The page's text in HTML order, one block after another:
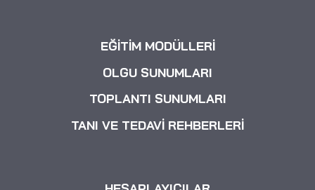
EĞİTİM MODÜLLERİ
OLGU SUNUMLARI
TOPLANTI SUNUMLARI
TANI VE TEDAVİ REHBERLERİ